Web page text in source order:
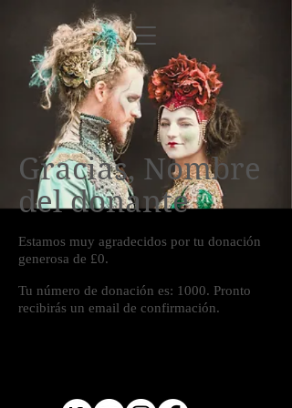
Gracias, Nombre
del donante
Estamos muy agradecidos por tu donación
generosa de £0.
Tu número de donación es: 1000. Pronto
recibirás un email de confirmación.